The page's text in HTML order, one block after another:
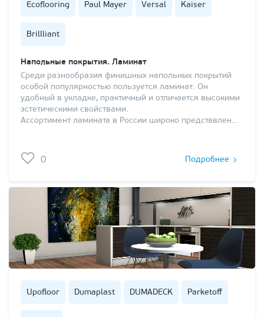
Ecoflooring Paul Mayer Versal Kaiser
Brillliant
Напольные покрытия. Ламинат
Среди разнообразия финишных напольных покрытий
особой популярностью пользуется ламинат. Он
удобный в укладке, практичный и отличается высокими
эстетическими свойствами.
Ассортимент ламината в России широко представлен…
0 Подробнее
Upofloor Dumaplast DUMADECK Parketoff